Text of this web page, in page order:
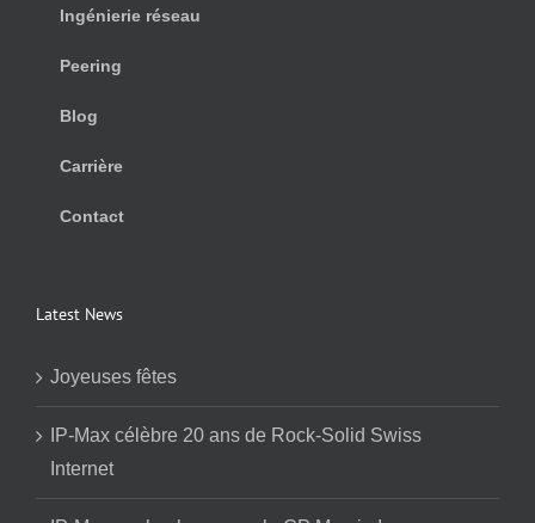
Ingénierie réseau
Peering
Blog
Carrière
Contact
Latest News
Joyeuses fêtes
IP-Max célèbre 20 ans de Rock-Solid Swiss
Internet